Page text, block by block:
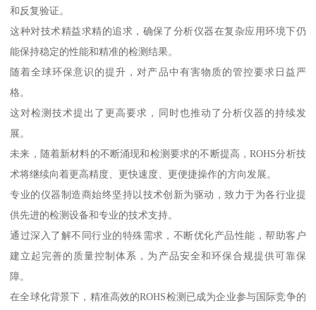
和反复验证。
这种对技术精益求精的追求，确保了分析仪器在复杂应用环境下仍
能保持稳定的性能和精准的检测结果。
随着全球环保意识的提升，对产品中有害物质的管控要求日益严
格。
这对检测技术提出了更高要求，同时也推动了分析仪器的持续发
展。
未来，随着新材料的不断涌现和检测要求的不断提高，ROHS分析技
术将继续向着更高精度、更快速度、更便捷操作的方向发展。
专业的仪器制造商始终坚持以技术创新为驱动，致力于为各行业提
供先进的检测设备和专业的技术支持。
通过深入了解不同行业的特殊需求，不断优化产品性能，帮助客户
建立起完善的质量控制体系，为产品安全和环保合规提供可靠保
障。
在全球化背景下，精准高效的ROHS检测已成为企业参与国际竞争的